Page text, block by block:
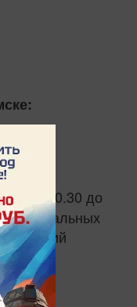
с 10.30 до
локальных